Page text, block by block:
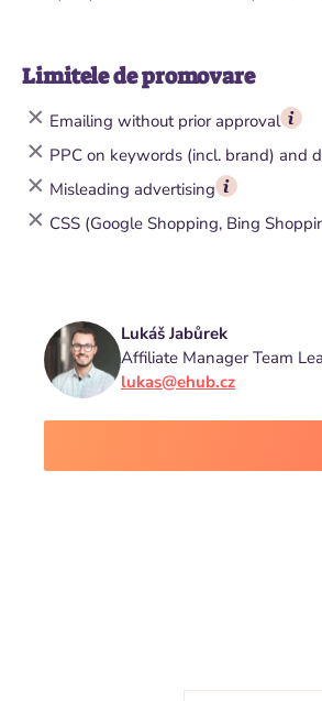
Limitele de promovare
Emailing without prior approval
PPC on keywords (incl. brand) and
Misleading advertising
CSS (Google Shopping, Bing
Lukáš Jabůrek
Affiliate Manager Team
lukas@ehub.cz